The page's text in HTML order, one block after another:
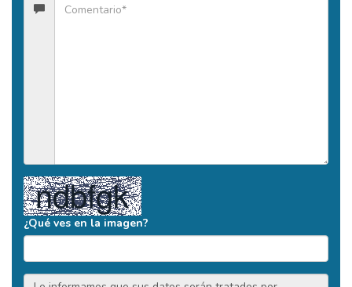
¿Qué ves en la imagen?